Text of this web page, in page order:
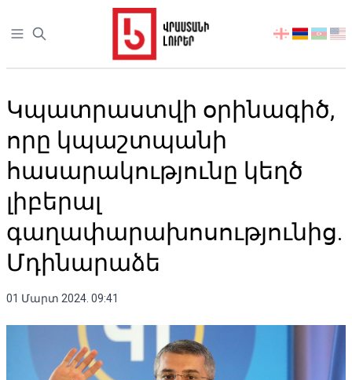
Open sidebar
აირჩიეთ
Կպատրաստվի օրինագիծ,
որը կպաշտպանի
հասարակությունը կեղծ
լիբերալ ​​
գաղափարախոսությունից.
Մդինարաձե
01 Մարտ 2024. 09:41